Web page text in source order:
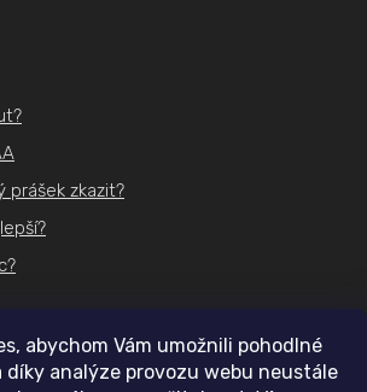
abychom Vám umožnili pohodlné
díky analýze provozu webu neustále
prášek zkazit?